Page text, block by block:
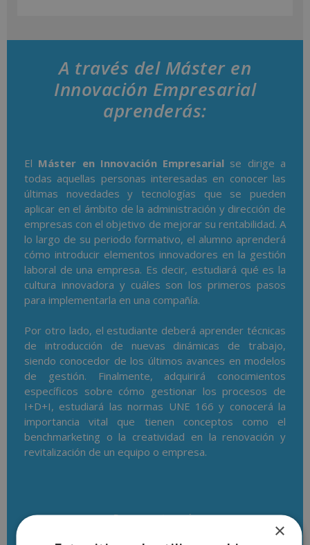
A través del Máster en
Innovación Empresarial
aprenderás:
El Máster en Innovación Empresarial se dirige a
todas aquellas personas interesadas en conocer las
últimas novedades y tecnologías que se pueden
aplicar en el ámbito de la administración y dirección de
empresas con el objetivo de mejorar su rentabilidad. A
lo largo de su periodo formativo, el alumno aprenderá
cómo introducir elementos innovadores en la gestión
laboral de una empresa. Es decir, estudiará qué es la
cultura innovadora y cuáles son los primeros pasos
para implementarla en una compañía.
Por otro lado, el estudiante deberá aprender técnicas
de introducción de nuevas dinámicas de trabajo,
siendo conocedor de los últimos avances en modelos
de gestión. Finalmente, adquirirá conocimientos
específicos sobre cómo gestionar los procesos de
I+D+I, estudiará las normas UNE 166 y conocerá la
importancia vital que tienen conceptos como el
benchmarketing o la creatividad en la renovación y
revitalización de un equipo o empresa.
Descargar temario
×